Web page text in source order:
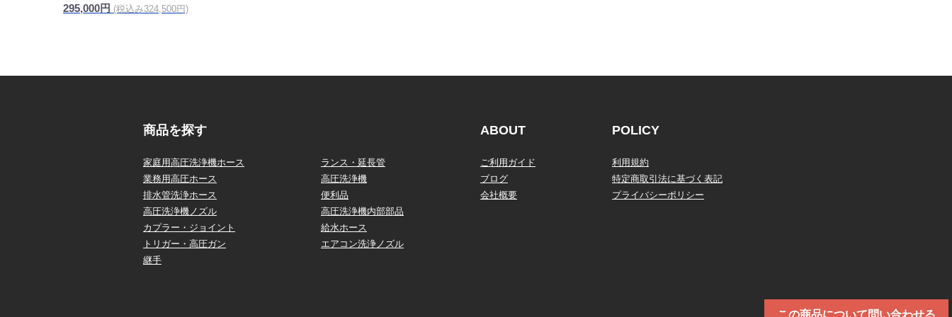
この商品について問い合わせる
295,000円 (税込み324,500円)
商品を探す
家庭用高圧洗浄機ホース
業務用高圧ホース
排水管洗浄ホース
高圧洗浄機ノズル
カプラー・ジョイント
トリガー・高圧ガン
継手
ランス・延長管
高圧洗浄機
便利品
高圧洗浄機内部部品
給水ホース
エアコン洗浄ノズル
ABOUT
ご利用ガイド
ブログ
会社概要
POLICY
利用規約
特定商取引法に基づく表記
プライバシーポリシー